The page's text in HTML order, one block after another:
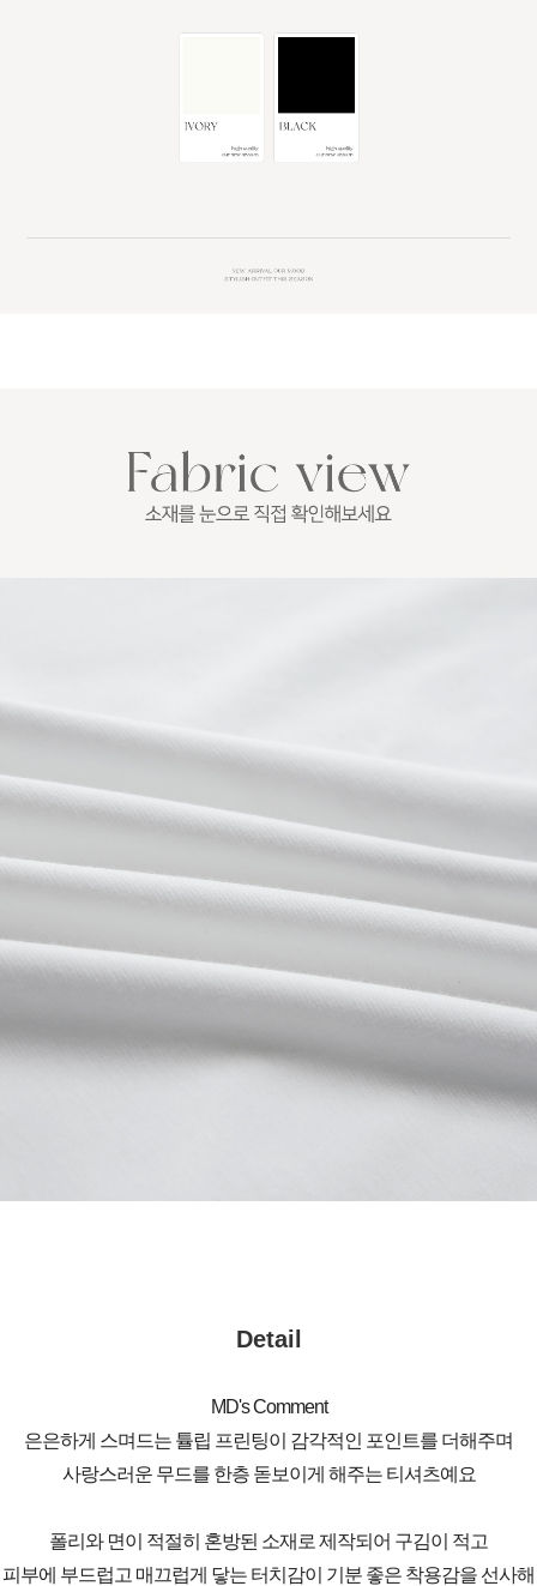
Detail
MD's Comment
은은하게 스며드는 튤립 프린팅이 감각적인 포인트를 더해주며
사랑스러운 무드를 한층 돋보이게 해주는 티셔츠예요
폴리와 면이 적절히 혼방된 소재로 제작되어 구김이 적고
피부에 부드럽고 매끄럽게 닿는 터치감이 기분 좋은 착용감을 선사해